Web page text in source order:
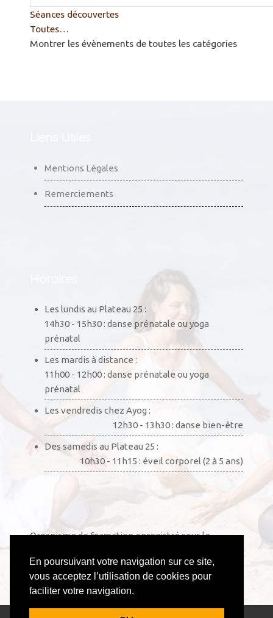
En poursuivant votre navigation sur ce site,
vous acceptez l’utilisation de cookies pour
faciliter votre navigation.
Séances découvertes
Toutes…
Montrer les évènements de toutes les catégories
Mentions Légales
Remerciements
Les lundis au Plateau 25 :
14h30 - 15h30 : danse prénatale ou yoga
prénatal
Les mardis à distance :
11h00 - 12h00 : danse prénatale ou yoga
prénatal
Les vendredis chez Ayog :
12h30 - 13h30 : danse bien-être
Des samedis au Plateau 25 :
10h30 - 11h15 : éveil corporel (2 à 5 ans)
Organisme de formation enregistré sous le
pas agrément de l’État.